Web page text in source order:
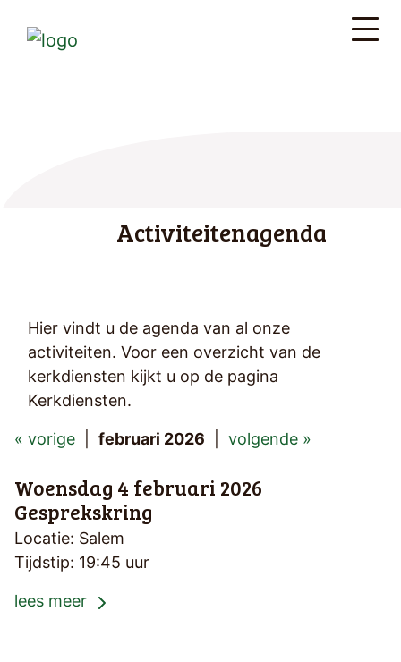
Activiteitenagenda
Hier vindt u de agenda van al onze
activiteiten. Voor een overzicht van de
kerkdiensten kijkt u op de pagina
Kerkdiensten.
« vorige februari 2026 volgende »
Woensdag 4 februari 2026
Gesprekskring
Locatie: Salem
Tijdstip: 19:45 uur
lees meer